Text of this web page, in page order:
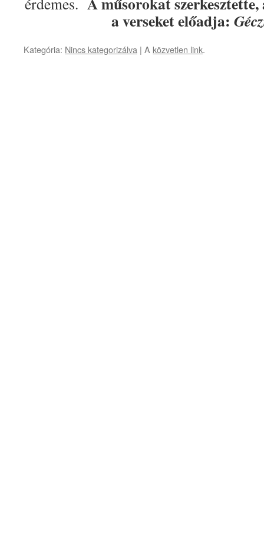
a verseket előadja:
Kategória: Nincs kategorizálva | A közvetlen link.